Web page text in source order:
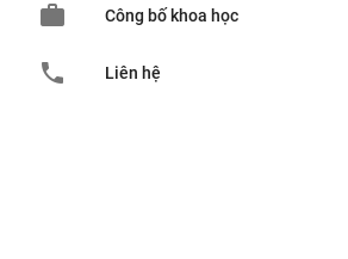
work Công bố khoa học
phone Liên hệ